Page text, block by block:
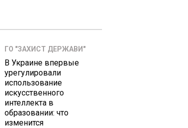
ГО "ЗАХИСТ ДЕРЖАВИ"
В Украине впервые
урегулировали
использование
искусственного
интеллекта в
образовании: что
изменится